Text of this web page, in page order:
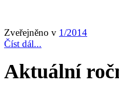
Zveřejněno v 1/2014
Číst dál...
Aktuální